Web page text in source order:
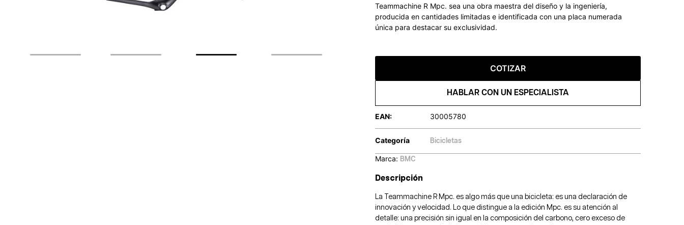
Teammachine R Mpc. sea una obra maestra del diseño y la ingeniería,
producida en cantidades limitadas e identificada con una placa numerada
única para destacar su exclusividad.
COTIZAR
HABLAR CON UN ESPECIALISTA
EAN: 30005780
Categoría Bicicletas
Marca: BMC
Descripción
La Teammachine R Mpc. es algo más que una bicicleta: es una declaración de
innovación y velocidad. Lo que distingue a la edición Mpc. es su atención al
detalle: una precisión sin igual en la composición del carbono, cero exceso de